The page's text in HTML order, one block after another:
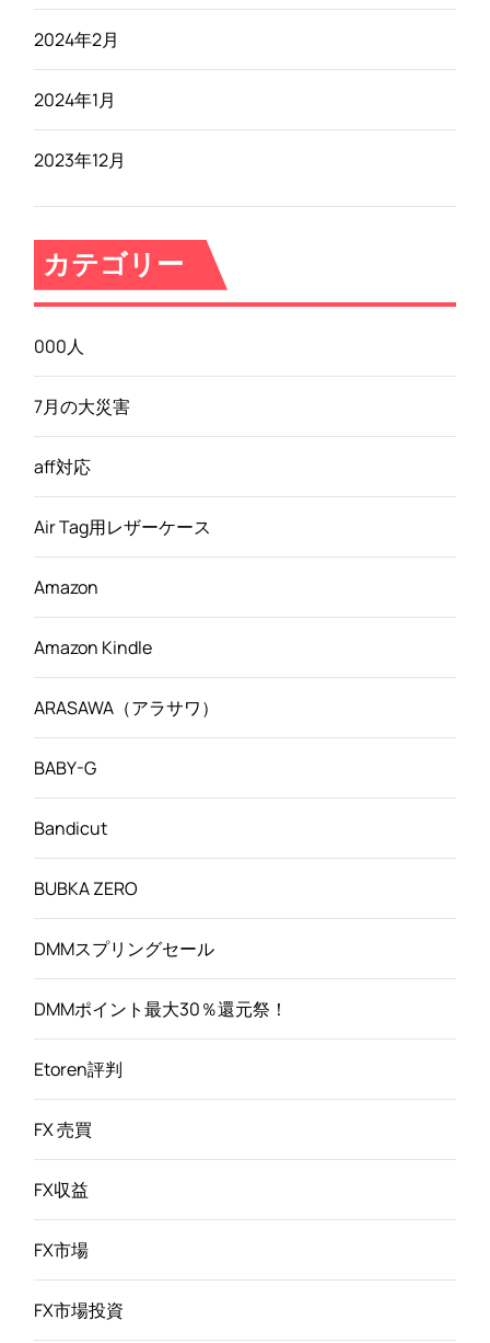
2024年2月
2024年1月
2023年12月
カテゴリー
000人
7月の大災害
aff対応
Air Tag用レザーケース
Amazon
Amazon Kindle
ARASAWA（アラサワ）
BABY-G
Bandicut
BUBKA ZERO
DMMスプリングセール
DMMポイント最大30％還元祭！
Etoren評判
FX 売買
FX収益
FX市場
FX市場投資